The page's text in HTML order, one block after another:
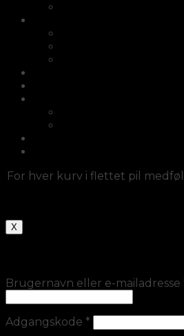
For hver kurv i flettet pil
X
Brugernavn eller e-mailadresse
Adgangskode *